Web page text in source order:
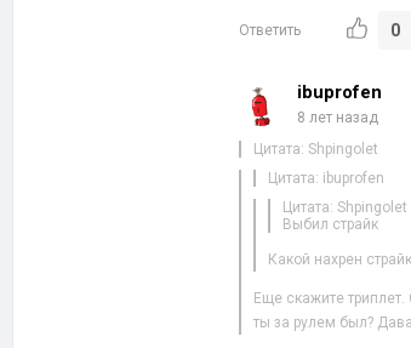
Ответить 0
ibuprofen
8 лет назад
Цитата: Shpingolet
Цитата: ibuprofen
Цитата: Shpingolet
Выбил страйк
Какой нахрен
Еще скажите
ты за рулем был?